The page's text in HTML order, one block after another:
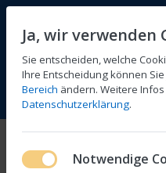
Menü Anmelden
Vergaser Keyster
Ja, wir verwenden
Sie entscheiden, welche
Ihre Entscheidung können
Bereich ändern. Weitere
Datenschutzerklärung.
Notwendige